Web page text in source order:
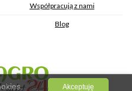
Współpracują z nami
Blog
Akceptuję